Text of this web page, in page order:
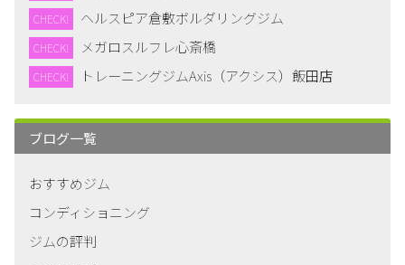
CHECK! ヘルスピア倉敷ボルダリングジム
CHECK! メガロスルフレ心斎橋
CHECK! トレーニングジムAxis（アクシス）飯田店
ブログ一覧
おすすめジム
コンディショニング
ジムの評判